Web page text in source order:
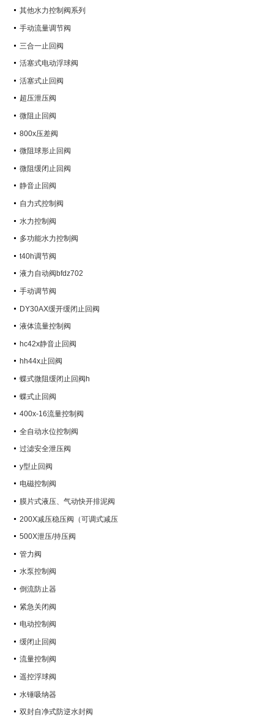
其他水力控制阀系列
手动流量调节阀
三合一止回阀
活塞式电动浮球阀
活塞式止回阀
超压泄压阀
微阻止回阀
800x压差阀
微阻球形止回阀
微阻缓闭止回阀
静音止回阀
自力式控制阀
水力控制阀
多功能水力控制阀
t40h调节阀
液力自动阀bfdz702
手动调节阀
DY30AX缓开缓闭止回阀
液体流量控制阀
hc42x静音止回阀
hh44x止回阀
蝶式微阻缓闭止回阀h
蝶式止回阀
400x-16流量控制阀
全自动水位控制阀
过滤安全泄压阀
y型止回阀
电磁控制阀
膜片式液压、气动快开排泥阀
200X减压稳压阀（可调式减压
阀）
500X泄压/持压阀
管力阀
水泵控制阀
倒流防止器
紧急关闭阀
电动控制阀
缓闭止回阀
流量控制阀
遥控浮球阀
水锤吸纳器
双封自净式防逆水封阀